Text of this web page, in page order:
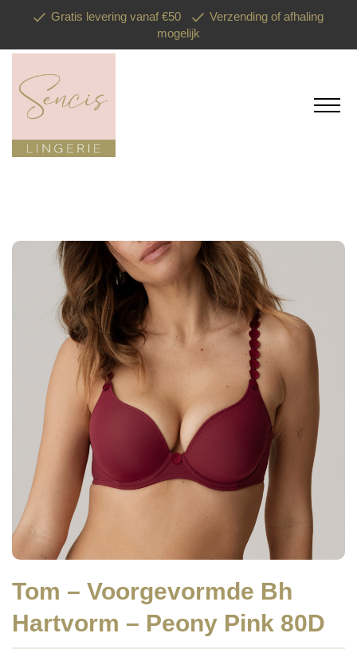
Gratis levering vanaf €50
Verzending of afhaling
mogelijk
Tom – Voorgevormde Bh
Hartvorm – Peony Pink 80D